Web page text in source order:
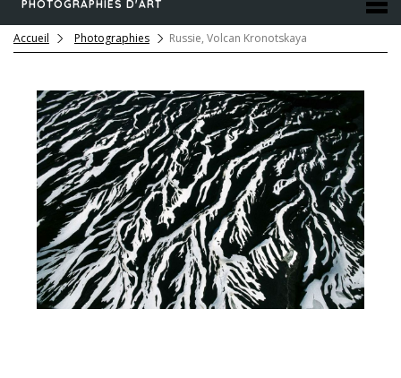
PHOTOGRAPHIES D'ART
Accueil Photographies Russie, Volcan Kronotskaya